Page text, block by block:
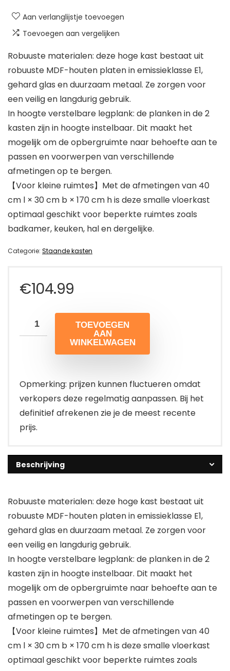
Aan verlanglijstje toevoegen
Toevoegen aan vergelijken
Robuuste materialen: deze hoge kast bestaat uit
robuuste MDF-houten platen in emissieklasse E1,
gehard glas en duurzaam metaal. Ze zorgen voor
een veilig en langdurig gebruik.
In hoogte verstelbare legplank: de planken in de 2
kasten zijn in hoogte instelbaar. Dit maakt het
mogelijk om de opbergruimte naar behoefte aan te
passen en voorwerpen van verschillende
afmetingen op te bergen.
【Voor kleine ruimtes】Met de afmetingen van 40
cm l × 30 cm b × 170 cm h is deze smalle vloerkast
optimaal geschikt voor beperkte ruimtes zoals
badkamer, keuken, hal en dergelijke.
Categorie: Staande kasten
€104.99
TOEVOEGEN
AAN
WINKELWAGEN
Opmerking: prijzen kunnen fluctueren omdat
verkopers deze regelmatig aanpassen. Bij het
definitief afrekenen zie je de meest recente
prijs.
Beschrijving
Robuuste materialen: deze hoge kast bestaat uit
robuuste MDF-houten platen in emissieklasse E1,
gehard glas en duurzaam metaal. Ze zorgen voor
een veilig en langdurig gebruik.
In hoogte verstelbare legplank: de planken in de 2
kasten zijn in hoogte instelbaar. Dit maakt het
mogelijk om de opbergruimte naar behoefte aan te
passen en voorwerpen van verschillende
afmetingen op te bergen.
【Voor kleine ruimtes】Met de afmetingen van 40
cm l × 30 cm b × 170 cm h is deze smalle vloerkast
optimaal geschikt voor beperkte ruimtes zoals